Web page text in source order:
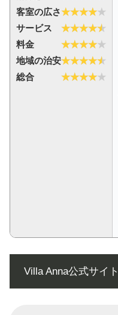
客室の広さ
サービス
料金
地域の治安
総合
Villa Anna公式サイト